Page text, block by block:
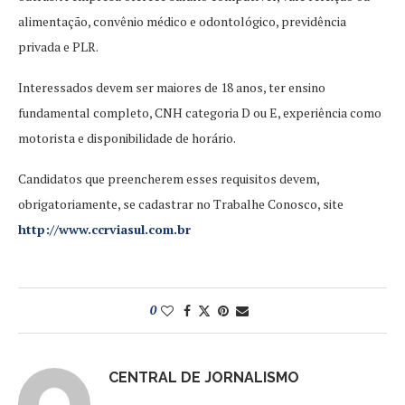
alimentação, convênio médico e odontológico, previdência
privada e PLR.
Interessados devem ser maiores de 18 anos, ter ensino
fundamental completo, CNH categoria D ou E, experiência como
motorista e disponibilidade de horário.
Candidatos que preencherem esses requisitos devem,
obrigatoriamente, se cadastrar no Trabalhe Conosco, site
http://www.ccrviasul.com.br
0
CENTRAL DE JORNALISMO